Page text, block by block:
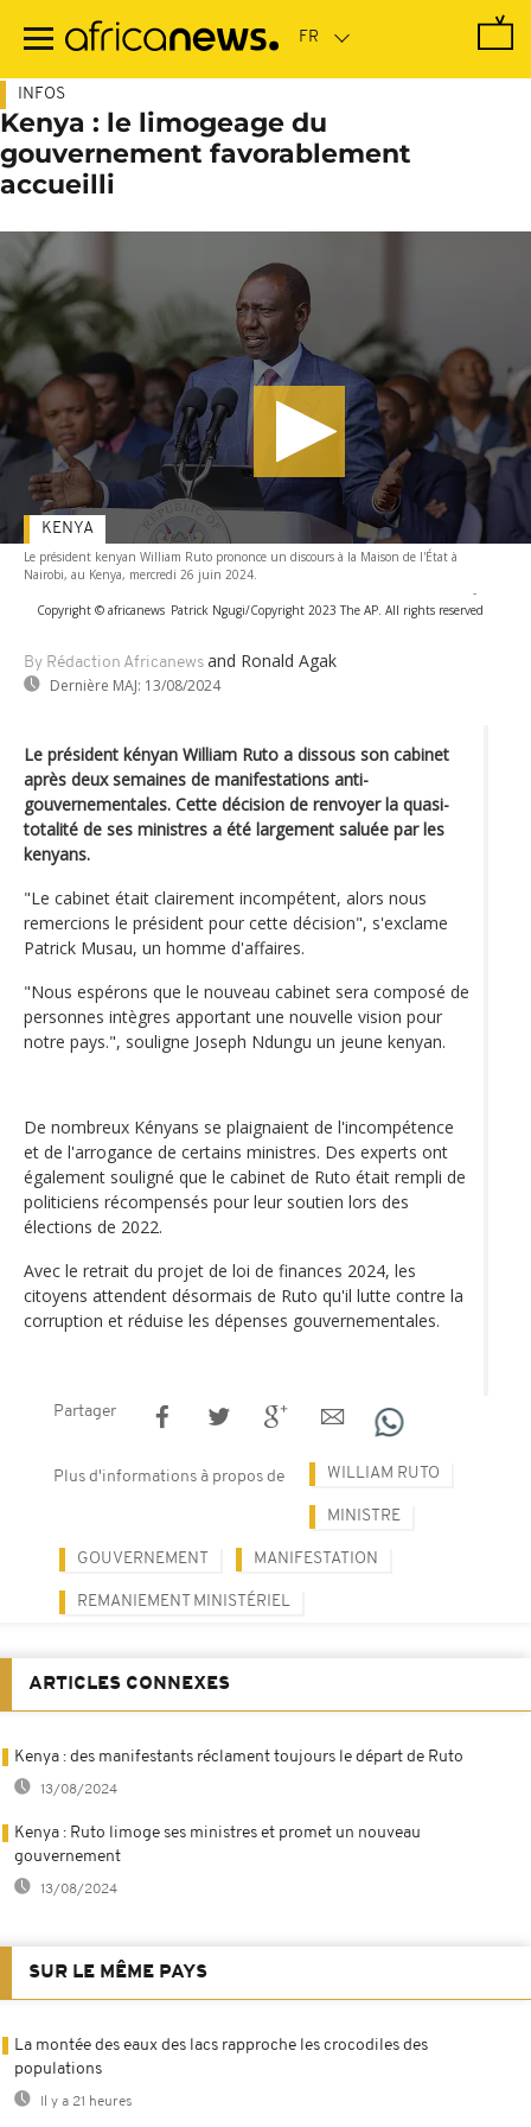
contenu
INFOS
Kenya : le limogeage du
gouvernement favorablement
accueilli
Le président kenyan William Ruto prononce un discours à la Maison de l'État à
Nairobi, au Kenya, mercredi 26 juin 2024.
-
Copyright © africanews Patrick Ngugi/Copyright 2023 The AP. All rights reserved
By Rédaction Africanews and Ronald Agak
Dernière MAJ: 13/08/2024
KENYA
Le président kényan William Ruto a dissous son cabinet
après deux semaines de manifestations anti-
gouvernementales. Cette décision de renvoyer la quasi-
totalité de ses ministres a été largement saluée par les
kenyans.
"Le cabinet était clairement incompétent, alors nous
remercions le président pour cette décision", s'exclame
Patrick Musau, un homme d'affaires.
"Nous espérons que le nouveau cabinet sera composé de
personnes intègres apportant une nouvelle vision pour
notre pays.", souligne Joseph Ndungu un jeune kenyan.
De nombreux Kényans se plaignaient de l'incompétence
et de l'arrogance de certains ministres. Des experts ont
également souligné que le cabinet de Ruto était rempli de
politiciens récompensés pour leur soutien lors des
élections de 2022.
Avec le retrait du projet de loi de finances 2024, les
citoyens attendent désormais de Ruto qu'il lutte contre la
corruption et réduise les dépenses gouvernementales.
Partager
Plus d'informations à propos de WILLIAM RUTO
MINISTRE
GOUVERNEMENT MANIFESTATION
REMANIEMENT MINISTÉRIEL
ARTICLES CONNEXES
Kenya : des manifestants réclament toujours le départ de Ruto
13/08/2024
Kenya : Ruto limoge ses ministres et promet un nouveau
gouvernement
13/08/2024
SUR LE MÊME PAYS
La montée des eaux des lacs rapproche les crocodiles des
populations
Il y a 21 heures